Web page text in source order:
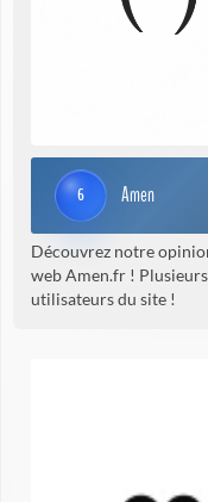
6 Amen
Découvrez notre
web Amen.fr !
utilisateurs du site !